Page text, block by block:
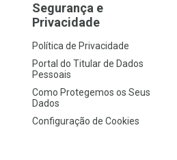
Segurança e
Privacidade
Política de Privacidade
Portal do Titular de Dados
Pessoais
Como Protegemos os Seus
Dados
Configuração de Cookies